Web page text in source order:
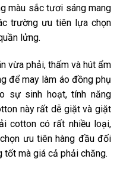
màu sắc tươi sáng mang
trường ưu tiên lựa chọn
lửng.
vừa phải, thấm và hút ẩm
để may làm áo đồng phụ
sự sinh hoạt, tính năng
này rất dễ giặt và giặt
cotton có rất nhiều loại,
ưu tiên hàng đầu đối
mà giá cả phải chăng.